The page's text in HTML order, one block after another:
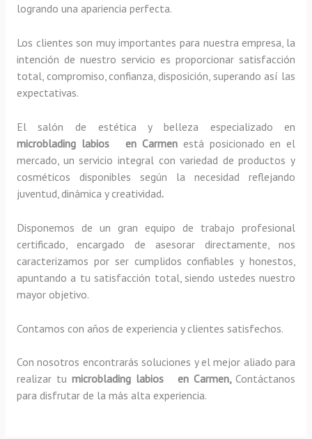
logrando una apariencia perfecta.
Los clientes son muy importantes para nuestra empresa, la
intención de nuestro servicio es proporcionar satisfacción
total, compromiso, confianza, disposición, superando así las
expectativas.
El salón de estética y belleza especializado en
microblading labios en Carmenestá posicionado en el
mercado, un servicio integral con variedad de productos y
cosméticos disponibles según la necesidad reflejando
juventud, dinámica y creatividad.
Disponemos de un gran equipo de trabajo profesional
certificado, encargado de asesorar directamente, nos
caracterizamos por ser cumplidos confiables y honestos,
apuntando a tu satisfacción total, siendo ustedes nuestro
mayor objetivo.
Contamos con años de experiencia y clientes satisfechos.
Con nosotros encontrarás soluciones y el mejor aliado para
realizar tu microblading labios en Carmen,Contáctanos
para disfrutar de la más alta experiencia.